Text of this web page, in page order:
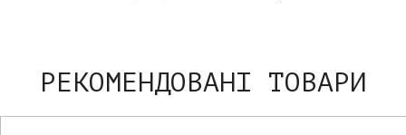
РЕКОМЕНДОВАНІ ТОВАРИ